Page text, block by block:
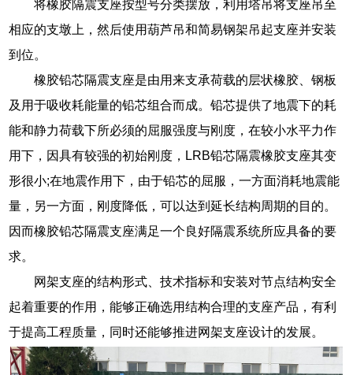
将橡胶隔震支座按型号分类摆放，利用塔吊将支座吊至
相应的支墩上，然后使用葫芦吊和简易钢架吊起支座并安装
到位。
橡胶铅芯隔震支座是由用来支承荷载的层状橡胶、钢板
及用于吸收耗能量的铅芯组合而成。铅芯提供了地震下的耗
能和静力荷载下所必须的屈服强度与刚度，在较小水平力作
用下，因具有较强的初始刚度，LRB铅芯隔震橡胶支座其变
形很小;在地震作用下，由于铅芯的屈服，一方面消耗地震能
量，另一方面，刚度降低，可以达到延长结构周期的目的。
因而橡胶铅芯隔震支座满足一个良好隔震系统所应具备的要
求。
网架支座的结构形式、技术指标和安装对节点结构安全
起着重要的作用，能够正确选用结构合理的支座产品，有利
于提高工程质量，同时还能够推进网架支座设计的发展。